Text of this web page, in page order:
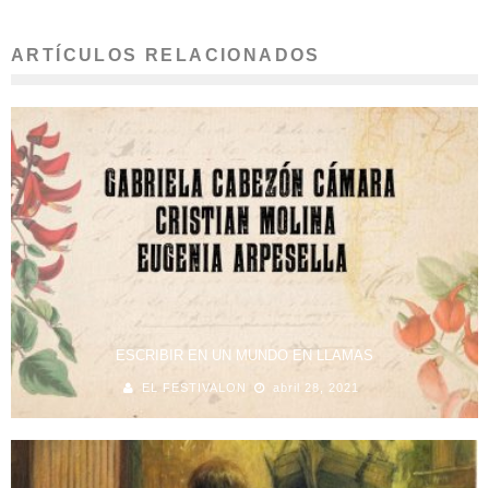
ARTÍCULOS RELACIONADOS
ESCRIBIR EN UN MUNDO EN LLAMAS
EL FESTIVALON abril 28, 2021